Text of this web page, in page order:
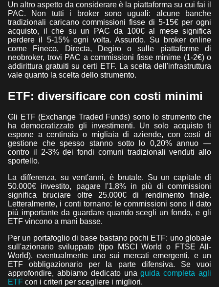
Un altro aspetto da considerare è la piattaforma su cui fai il
PAC. Non tutti i broker sono uguali: alcune banche
tradizionali caricano commissioni fisse di 5-15€ per ogni
acquisto, il che su un PAC da 100€ al mese significa
perdere il 5-15% ogni volta. Assurdo. Su broker online
come Fineco, Directa, Degiro o sulle piattaforme di
neobroker, trovi PAC a commissioni fisse minime (1-2€) o
addirittura gratuiti su certi ETF. La scelta dell'infrastruttura
vale quanto la scelta dello strumento.
ETF: diversificare con costi minimi
Gli ETF (Exchange Traded Funds) sono lo strumento che
ha democratizzato gli investimenti. Un solo acquisto ti
espone a centinaia o migliaia di aziende, con costi di
gestione che spesso stanno sotto lo 0,20% annuo —
contro il 2-3% dei fondi comuni tradizionali venduti allo
sportello.
La differenza, su vent'anni, è brutale. Su un capitale di
50.000€ investito, pagare l'1,8% in più di commissioni
significa bruciare oltre 25.000€ di rendimento finale.
Letteralmente, i conti tornano: le commissioni sono il dato
più importante da guardare quando scegli un fondo, e gli
ETF vincono a mani basse.
Per un portafoglio di base bastano pochi ETF: uno globale
sull'azionario sviluppato (tipo MSCI World o FTSE All-
World), eventualmente uno sui mercati emergenti, e un
ETF obbligazionario per la parte difensiva. Se vuoi
approfondire, abbiamo dedicato unaguida completa agli
ETF con i criteri per scegliere i migliori.